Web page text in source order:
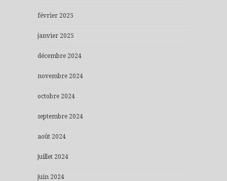
février 2025
janvier 2025
décembre 2024
novembre 2024
octobre 2024
septembre 2024
août 2024
juillet 2024
juin 2024